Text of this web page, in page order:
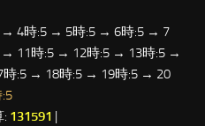
4時:5 → 5時:5 → 6時:5 → 7
11時:5 → 12時:5 → 13時:5 →
:5 → 18時:5 → 19時:5 → 20
: 131591 |